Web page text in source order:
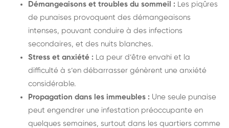
Démangeaisons et troubles du sommeil : Les piqûres
de punaises provoquent des démangeaisons
intenses, pouvant conduire à des infections
secondaires, et des nuits blanches.
Stress et anxiété : La peur d’être envahi et la
difficulté à s’en débarrasser génèrent une anxiété
considérable.
Propagation dans les immeubles : Une seule punaise
peut engendrer une infestation préoccupante en
quelques semaines, surtout dans les quartiers comme